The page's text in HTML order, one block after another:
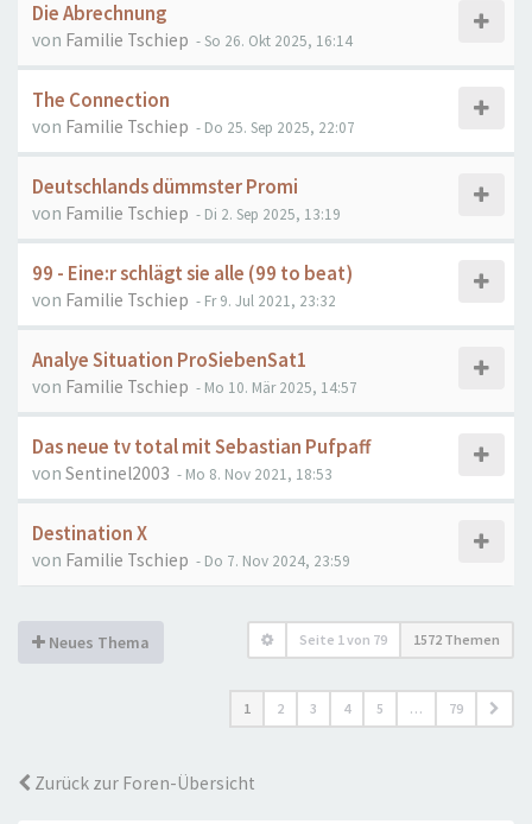
Die Abrechnung
von Familie Tschiep - So 26. Okt 2025, 16:14
The Connection
von Familie Tschiep - Do 25. Sep 2025, 22:07
Deutschlands dümmster Promi
von Familie Tschiep - Di 2. Sep 2025, 13:19
99 - Eine:r schlägt sie alle (99 to beat)
von Familie Tschiep - Fr 9. Jul 2021, 23:32
Analye Situation ProSiebenSat1
von Familie Tschiep - Mo 10. Mär 2025, 14:57
Das neue tv total mit Sebastian Pufpaff
von Sentinel2003 - Mo 8. Nov 2021, 18:53
Destination X
von Familie Tschiep - Do 7. Nov 2024, 23:59
Neues Thema Seite 1von 79 1572 Themen
1 2 3 4 5 … 79
Zurück zur Foren-Übersicht